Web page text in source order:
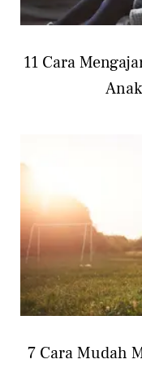
11 Cara
7 Cara Mudah